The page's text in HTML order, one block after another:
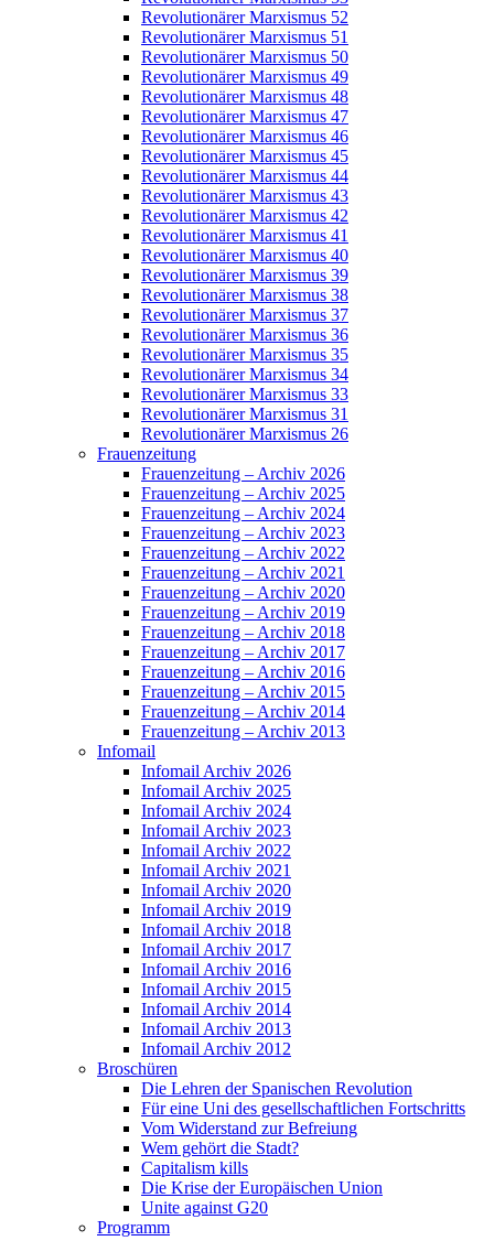
Revolutionärer Marxismus 52
Revolutionärer Marxismus 51
Revolutionärer Marxismus 50
Revolutionärer Marxismus 49
Revolutionärer Marxismus 48
Revolutionärer Marxismus 47
Revolutionärer Marxismus 46
Revolutionärer Marxismus 45
Revolutionärer Marxismus 44
Revolutionärer Marxismus 43
Revolutionärer Marxismus 42
Revolutionärer Marxismus 41
Revolutionärer Marxismus 40
Revolutionärer Marxismus 39
Revolutionärer Marxismus 38
Revolutionärer Marxismus 37
Revolutionärer Marxismus 36
Revolutionärer Marxismus 35
Revolutionärer Marxismus 34
Revolutionärer Marxismus 33
Revolutionärer Marxismus 31
Revolutionärer Marxismus 26
Frauenzeitung
Frauenzeitung – Archiv 2026
Frauenzeitung – Archiv 2025
Frauenzeitung – Archiv 2024
Frauenzeitung – Archiv 2023
Frauenzeitung – Archiv 2022
Frauenzeitung – Archiv 2021
Frauenzeitung – Archiv 2020
Frauenzeitung – Archiv 2019
Frauenzeitung – Archiv 2018
Frauenzeitung – Archiv 2017
Frauenzeitung – Archiv 2016
Frauenzeitung – Archiv 2015
Frauenzeitung – Archiv 2014
Frauenzeitung – Archiv 2013
Infomail
Infomail Archiv 2026
Infomail Archiv 2025
Infomail Archiv 2024
Infomail Archiv 2023
Infomail Archiv 2022
Infomail Archiv 2021
Infomail Archiv 2020
Infomail Archiv 2019
Infomail Archiv 2018
Infomail Archiv 2017
Infomail Archiv 2016
Infomail Archiv 2015
Infomail Archiv 2014
Infomail Archiv 2013
Infomail Archiv 2012
Broschüren
Die Lehren der Spanischen Revolution
Für eine Uni des gesellschaftlichen Fortschritts
Vom Widerstand zur Befreiung
Wem gehört die Stadt?
Capitalism kills
Die Krise der Europäischen Union
Unite against G20
Programm